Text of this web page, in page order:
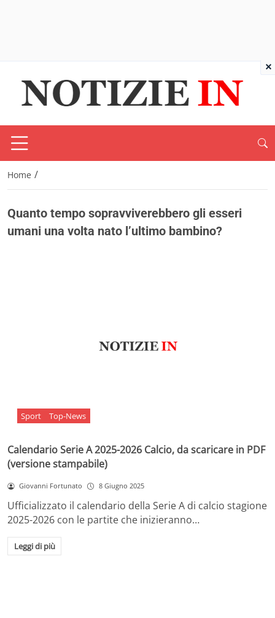
Home /
Quanto tempo sopravviverebbero gli esseri
umani una volta nato l’ultimo bambino?
Sport Top-News
Calendario Serie A 2025-2026 Calcio, da scaricare in PDF
(versione stampabile)
Giovanni Fortunato 8 Giugno 2025
Ufficializzato il calendario della Serie A di calcio stagione
2025-2026 con le partite che inizieranno…
Leggi di più
×